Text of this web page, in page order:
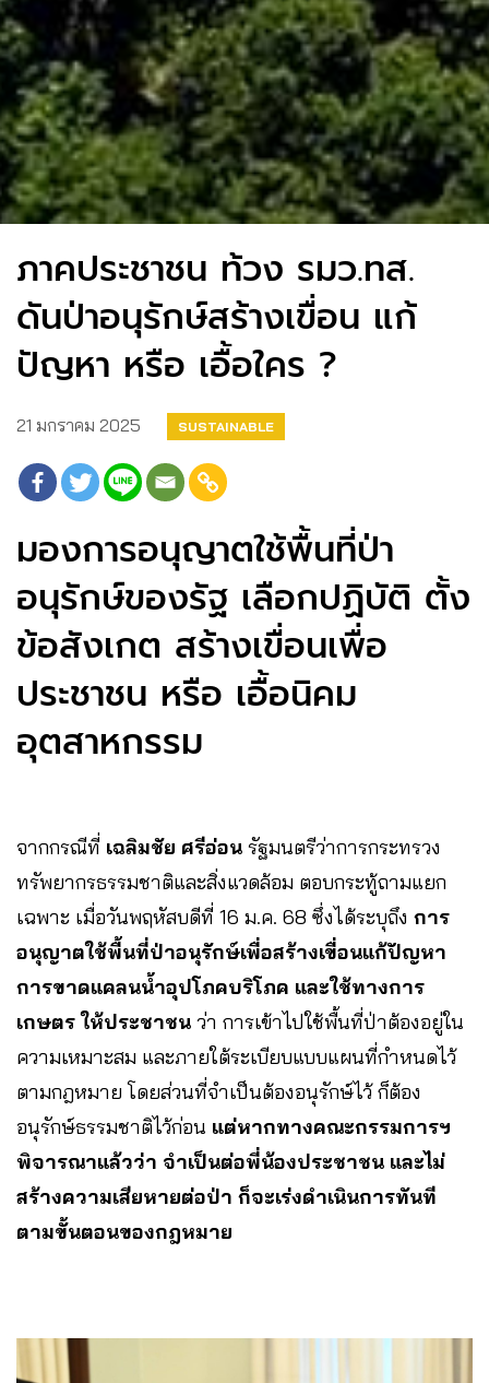
ภาคประชาชน ท้วง รมว.ทส.
ดันป่าอนุรักษ์สร้างเขื่อน แก้
ปัญหา หรือ เอื้อใคร ?
21 มกราคม 2025 SUSTAINABLE
มองการอนุญาตใช้พื้นที่ป่า
อนุรักษ์ของรัฐ เลือกปฏิบัติ ตั้ง
ข้อสังเกต สร้างเขื่อนเพื่อ
ประชาชน หรือ เอื้อนิคม
อุตสาหกรรม
จากกรณีที่ เฉลิมชัย ศรีอ่อน รัฐมนตรีว่าการกระทรวง
ทรัพยากรธรรมชาติและสิ่งแวดล้อม ตอบกระทู้ถามแยก
เฉพาะ เมื่อวันพฤหัสบดีที่ 16 ม.ค. 68 ซึ่งได้ระบุถึง การ
อนุญาตใช้พื้นที่ป่าอนุรักษ์เพื่อสร้างเขื่อนแก้ปัญหา
การขาดแคลนน้ำอุปโภคบริโภค และใช้ทางการ
เกษตร ให้ประชาชน ว่า การเข้าไปใช้พื้นที่ป่าต้องอยู่ใน
ความเหมาะสม และภายใต้ระเบียบแบบแผนที่กำหนดไว้
ตามกฎหมาย โดยส่วนที่จำเป็นต้องอนุรักษ์ไว้ ก็ต้อง
อนุรักษ์ธรรมชาติไว้ก่อน แต่หากทางคณะกรรมการฯ
พิจารณาแล้วว่า จำเป็นต่อพี่น้องประชาชน และไม่
สร้างความเสียหายต่อป่า ก็จะเร่งดำเนินการทันที
ตามขั้นตอนของกฎหมาย